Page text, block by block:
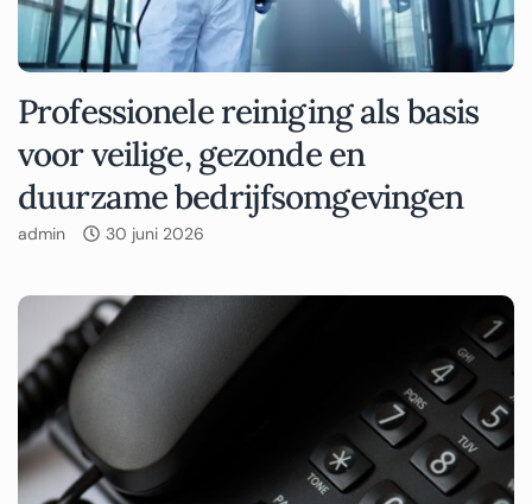
Professionele reiniging als basis
voor veilige, gezonde en
duurzame bedrijfsomgevingen
admin 30 juni 2026